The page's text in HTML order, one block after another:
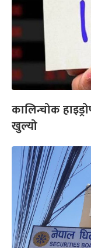
कालिन्चोक
खुल्यो